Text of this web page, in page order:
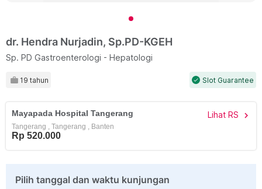
dr. Hendra Nurjadin, Sp.PD-KGEH
Sp. PD Gastroenterologi - Hepatologi
19 tahun check Slot Guarantee
Mayapada Hospital Tangerang Lihat RS chevron_right
Tangerang , Tangerang , Banten
Rp 520.000
Pilih tanggal dan waktu kunjungan